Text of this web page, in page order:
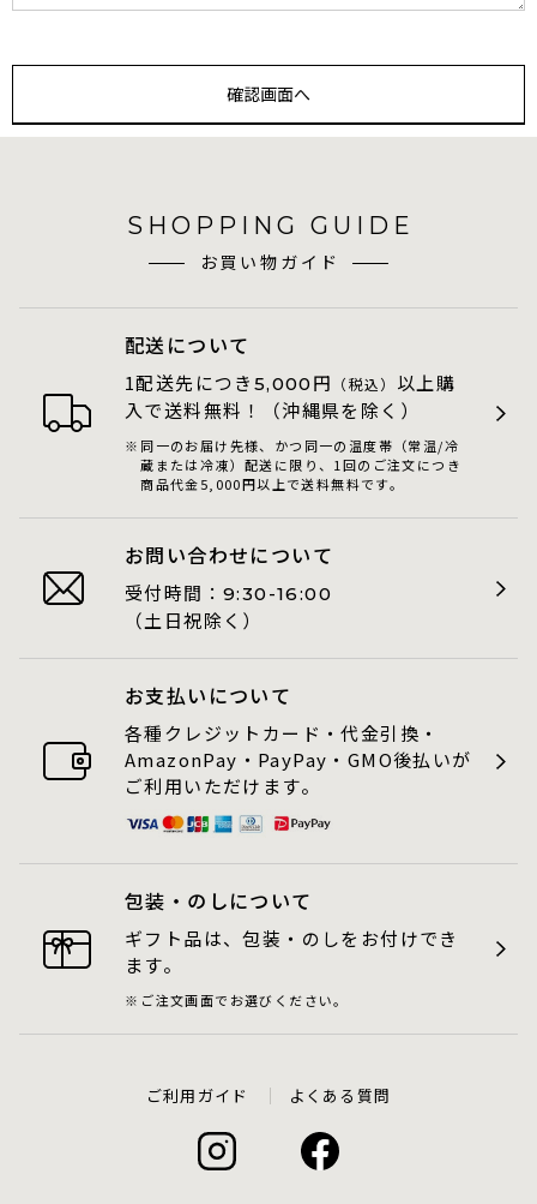
SHOPPING GUIDE
お買い物ガイド
配送について
1配送先につき 5,000 円 （税込） 以上購
入で送料無料！（沖縄県を除く）
同一のお届け先様、かつ同一の温度帯（常温/冷
蔵または冷凍）配送に限り、1回のご注文につき
商品代金5,000円以上で送料無料です。
お問い合わせについて
受付時間： 9:30-16:00
（土日祝除く）
お支払いについて
各種クレジットカード・代金引換・
AmazonPay・PayPay・GMO後払いが
ご利用いただけます。
包装・のしについて
ギフト品は、包装・のしをお付けでき
ます。
ご注文画面でお選びください。
ご利用ガイド よくある質問